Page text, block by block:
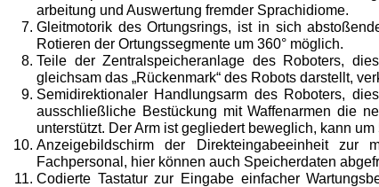
arbeitung und Auswertung fremder Sprachidiome.
Gleitmotorik des Ortungsrings, ist in sich
Rotieren der Ortungssegmente um 360° möglich.
Teile der Zentralspeicheranlage des Roboters,
gleichsam das „Rückenmark“ des Robots darstellt,
Semidirektionaler Handlungsarm des Roboters,
ausschließliche Bestückung mit Waffenarmen die
unterstützt. Der Arm ist gegliedert beweglich, kann
Anzeigebildschirm der Direkteingabeeinheit zur
Fachpersonal, hier können auch Speicherdaten
Codierte Tastatur zur Eingabe einfacher